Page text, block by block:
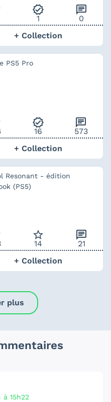
verified
1
chat
0
+ Collection
PS5 Pro
verified
16
chat
573
+ Collection
Resonant - édition
(PS5)
star_border
14
chat
21
+ Collection
plus
à 15h22